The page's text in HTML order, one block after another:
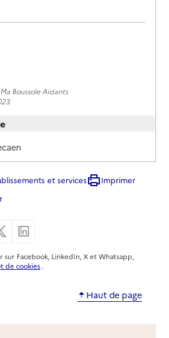
Boussole Aidants
Boussole Aidants
et services
Imprimer
emailsur Facebook
Partager sur X
sur Facebook, LinkedIn, X et Whatsapp,
de cookies .
Haut de page